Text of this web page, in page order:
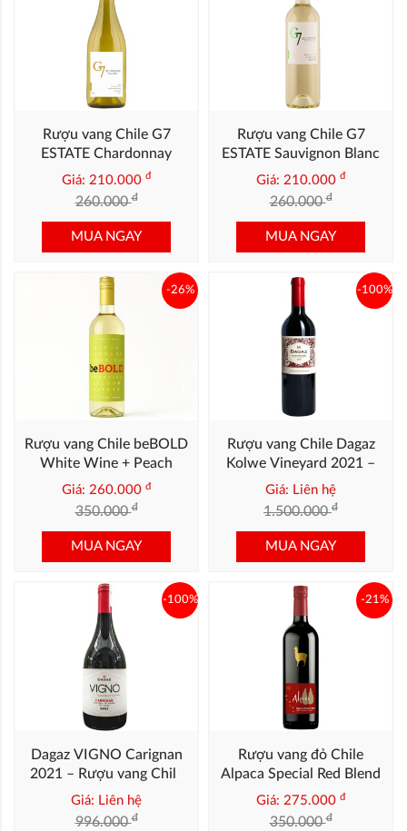
Rượu vang Chile G7
ESTATE Chardonnay
Giá: 210.000 đ
260.000đ
MUA NGAY
Rượu vang Chile G7
ESTATE Sauvignon Blanc
Giá: 210.000 đ
260.000đ
MUA NGAY
Rượu vang Chile beBOLD
White Wine + Peach
Giá: 260.000 đ
350.000đ
-26%
MUA NGAY
Rượu vang Chile Dagaz
Kolwe Vineyard 2021 –
Cabernet Chile Cao Cấp
Giá: Liên hệ
1.500.000đ
-100%
MUA NGAY
Dagaz VIGNO Carignan
2021 – Rượu vang Chile
Từ Nho Lâu Năm Vùng
Maule
Giá: Liên hệ
996.000đ
-100%
Rượu vang đỏ Chile
Alpaca Special Red Blend
Giá: 275.000 đ
350.000đ
-21%